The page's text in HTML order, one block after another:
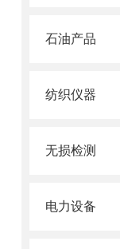
石油产品
纺织仪器
无损检测
电力设备